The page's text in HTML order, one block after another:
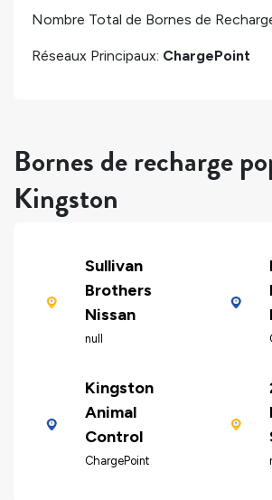
Nombre Total de Bornes de
Réseaux Principaux: ChargePoint
Bornes de recharge
Kingston
Sullivan
Brothers
Nissan
null
Kingston
Animal
Control
ChargePoint